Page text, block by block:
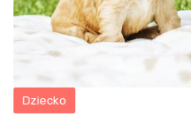
Dziecko